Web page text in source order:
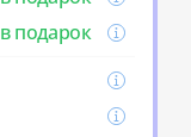
в подарок